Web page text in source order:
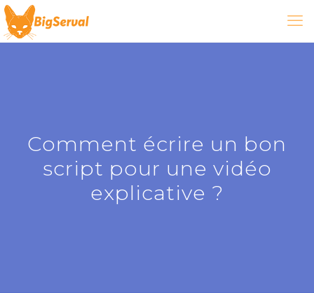
Comment écrire un bon
script pour une vidéo
explicative ?